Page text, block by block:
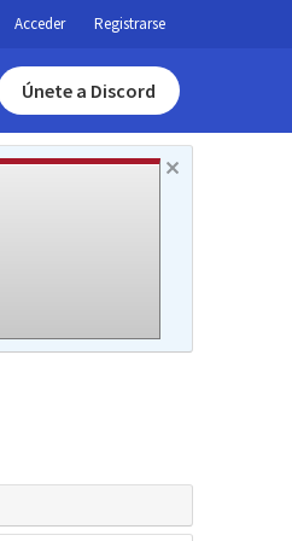
Acceder Registrarse
Únete a Discord